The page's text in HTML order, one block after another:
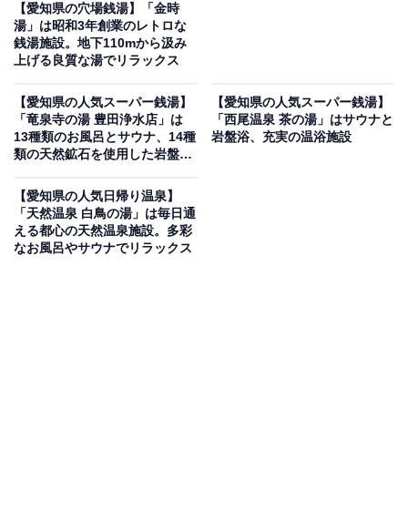
報やSNSで話題のトピックスを紹介しています。
※本記事で紹介している商品の購入やサービスの利用により、売上の一部が
オールアバウトに還元されることがあります。
浴槽が魅力の施設
「百々温泉 めぐみ荘」は、湯が透明で柔らかく刺激が少
から「美肌づくりの湯」として親しまれています。館内
には普通浴槽をはじめ、歩行浴槽、マッサージ浴槽、薬
風呂、露天風呂、サウナといった豊富な種類のお風呂を
【愛知県の穴場銭湯】「金時
湯」は昭和3年創業のレトロな
銭湯施設。地下110mから汲み
上げる良質な湯でリラックス
【愛知県の人気スーパー銭湯】
「竜泉寺の湯 豊田浄水店」は
13種類のお風呂とサウナ、14種
類の天然鉱石を使用した岩盤
温泉でリラックス
【愛知県の人気スーパー銭湯】
「西尾温泉 茶の湯」はサウナと
岩盤浴、充実の温浴施設
【愛知県の人気日帰り温泉】
「天然温泉 白鳥の湯」は毎日通
える都心の天然温泉施設。多彩
なお風呂やサウナでリラックス